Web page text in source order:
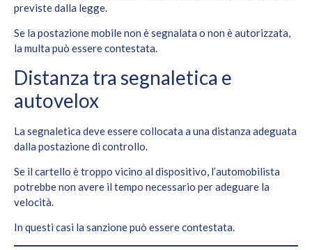
previste dalla legge.
Se la postazione mobile non è segnalata o non è autorizzata,
la multa può essere contestata.
Distanza tra segnaletica e
autovelox
La segnaletica deve essere collocata a una distanza adeguata
dalla postazione di controllo.
Se il cartello è troppo vicino al dispositivo, l’automobilista
potrebbe non avere il tempo necessario per adeguare la
velocità.
In questi casi la sanzione può essere contestata.